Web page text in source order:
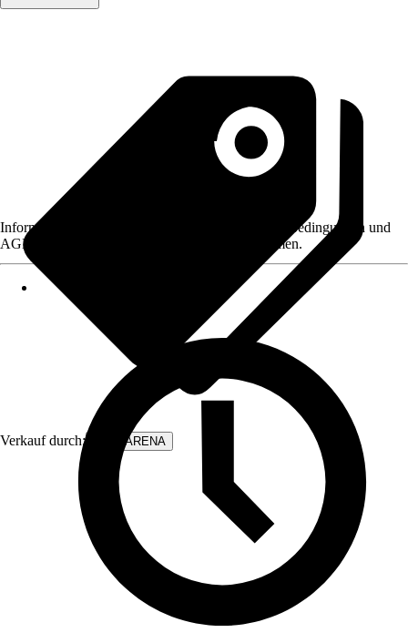
Verkauf durch: WALLARENA
Informationen des Verkäufers, wie z. B. Rückgabebedingungen und
AGB, finden Sie bei Klick auf den Verkäufernamen.